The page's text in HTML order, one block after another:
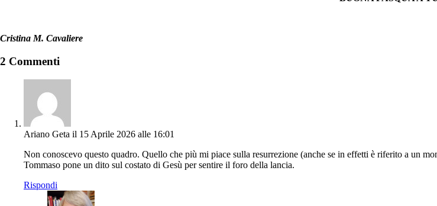
Cristina M. Cavaliere
2 Commenti
Ariano Geta il 15 Aprile 2026 alle 16:01
Non conoscevo questo quadro. Quello che più mi piace sulla resurrezione (anche se in effetti è riferito a un
Tommaso pone un dito sul costato di Gesù per sentire il foro della lancia.
Rispondi